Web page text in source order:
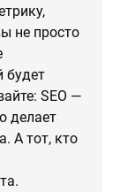
не просто
будет
SEO —
делает
А тот, кто